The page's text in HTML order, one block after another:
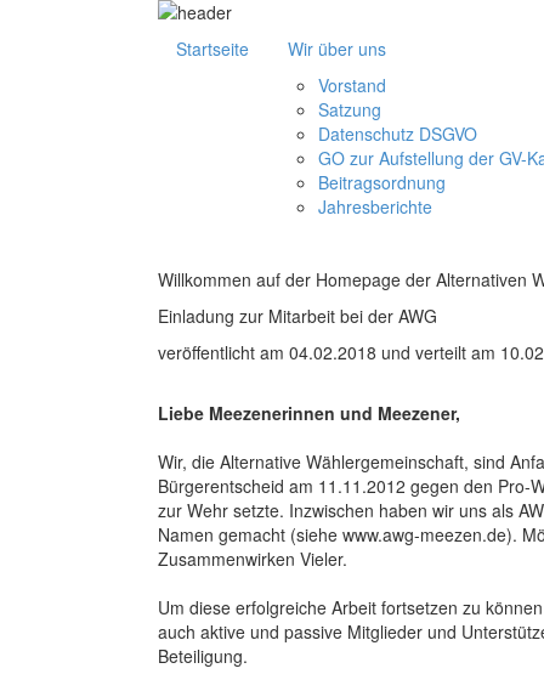
Startseite
Wir über uns
Vorstand
Satzung
Datenschutz DSGVO
GO zur Aufstellung der GV-
Beitragsordnung
Jahresberichte
Willkommen auf der Homepage der Alternativen
Einladung zur Mitarbeit bei der AWG
veröffentlicht am 04.02.2018 und verteilt am
Liebe Meezenerinnen und Meezener,
Wir, die Alternative Wählergemeinschaft, sind
Bürgerentscheid am 11.11.2012 gegen den Pro-
zur Wehr setzte. Inzwischen haben wir uns als
Namen gemacht (siehe www.awg-meezen.de).
Zusammenwirken Vieler.
Um diese erfolgreiche Arbeit fortsetzen zu
auch aktive und passive Mitglieder und
Beteiligung.